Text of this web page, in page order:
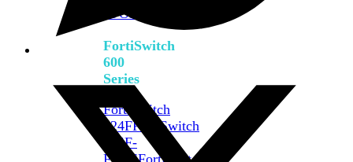
FPOE
FortiSwitch
600
Series
FortiSwitch
624FFortiSwitch
624F-
FPOEFortiSwitch